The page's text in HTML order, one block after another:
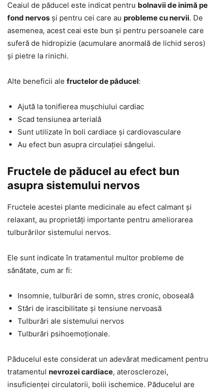
Ceaiul de păducel este indicat pentru bolnavii de inimă pe
fond nervos și pentru cei care au probleme cu nervii. De
asemenea, acest ceai este bun și pentru persoanele care
suferă de hidropizie (acumulare anormală de lichid seros)
și pietre la rinichi.
Alte beneficii ale fructelor de păducel:
Ajută la tonifierea mușchiului cardiac
Scad tensiunea arterială
Sunt utilizate în boli cardiace și cardiovasculare
Au efect bun asupra circulației sângelui.
Fructele de păducel au efect bun
asupra sistemului nervos
Fructele acestei plante medicinale au efect calmant și
relaxant, au proprietăți importante pentru ameliorarea
tulburărilor sistemului nervos.
Ele sunt indicate în tratamentul multor probleme de
sănătate, cum ar fi:
Insomnie, tulburări de somn, stres cronic, oboseală
Stări de irascibilitate și tensiune nervoasă
Tulburări ale sistemului nervos
Tulburări psihoemoționale.
Păducelul este considerat un adevărat medicament pentru
tratamentul nevrozei cardiace, aterosclerozei,
insuficienței circulatorii, bolii ischemice. Păducelul are